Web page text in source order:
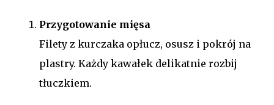
Przygotowanie mięsa
Filety z kurczaka opłucz, osusz i pokrój na
plastry. Każdy kawałek delikatnie rozbij
tłuczkiem.